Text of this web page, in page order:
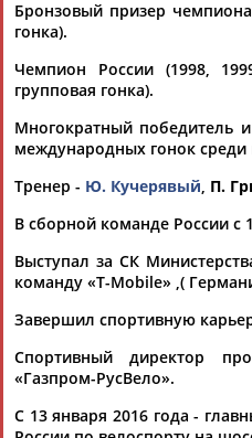
АББАТЕ-
БУЛАТОВА
АББЯСОВА
Бронзовый призер
гонка).
Чемпион России (1998,
групповая гонка).
Многократный победитель
международных гонок среди
Тренер - Ю. Кучерявый, П.
В сборной команде России с
Выступал за СК
команду «T-Mobile» ,(
Завершил спортивную
Спортивный директор
«Газпром-РусВело».
С 13 января 2016 года -